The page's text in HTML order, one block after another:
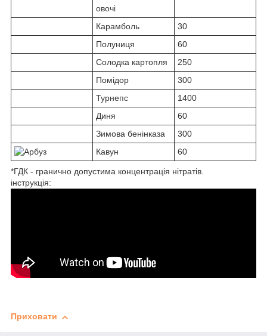
овочі
Карамболь
30
Полуниця
60
Солодка картопля
250
Помідор
300
Турнепс
1400
Диня
60
Зимова бенінказа
300
Кавун
60
*ГДК - гранично допустима концентрація нітратів.
інструкція:
Приховати